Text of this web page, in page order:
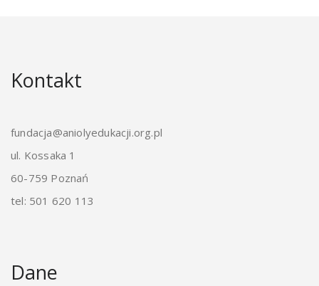
Kontakt
fundacja@aniolyedukacji.org.pl
ul. Kossaka 1
60-759 Poznań
tel: 501 620 113
Dane